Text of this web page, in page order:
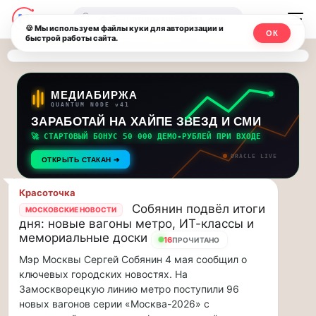
Последние
новости
и
обновления
потока:
Друзья,
приглашаем
на
музыкальную
прогулку
по
Москве
Чайковского!…
Друзья,
приглашаем
на
музыкальную
Москвичи.net
—
Главный
столичный
чат-
мессенджер,
новости
и
инсайды
Москвы
🔍
МЕДИАБИРЖА
QUANTUM NODE v41
ЗАРАБОТАЙ НА ХАЙПЕ ЗВЕЗД И СМИ
🚀 СТАРТОВЫЙ БОНУС 50 000 ДЕМО-РУБЛЕЙ ПРИ ВХОДЕ
ОТКРЫТЬ СТАКАН ➔ ORACLE LIVE
Красоточка
МОСКОВСКИЕ НОВОСТИ
Собянин подвёл итоги
дня: новые вагоны метро, ИТ-классы и
мемориальные доски
16ПРОЧИТАНО
Мэр Москвы Сергей Собянин 4 мая сообщил о
ключевых городских новостях. На
Замоскворецкую линию метро поступили 96
новых вагонов серии «Москва-2026» с
🍪 Мы используем файлы куки для авторизации и
быстрой работы сайта.
ОК